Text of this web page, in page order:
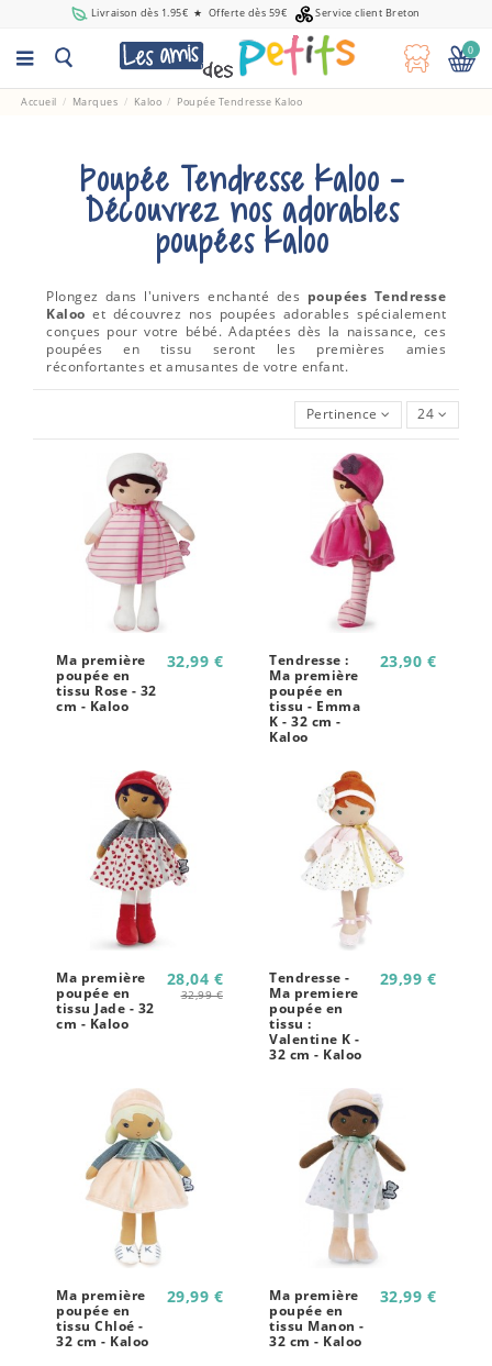
Livraison dès 1.95€ ★ Offerte dès 59€ Service client Breton
0
Accueil Marques Kaloo Poupée Tendresse Kaloo
Poupée Tendresse Kaloo -
Découvrez nos adorables
poupées Kaloo
Plongez dans l'univers enchanté des poupées Tendresse
Kalooet découvrez nos poupées adorables spécialement
conçues pour votre bébé. Adaptées dès la naissance, ces
poupées en tissu seront les premières amies
réconfortantes et amusantes de votre enfant.
Pertinence 24
Ma première
poupée en
tissu Rose - 32
cm - Kaloo
32,99 €
Tendresse :
Ma première
poupée en
tissu - Emma
K - 32 cm -
Kaloo
23,90 €
Ma première
poupée en
tissu Jade - 32
cm - Kaloo
28,04 €
32,99 €
Tendresse -
Ma premiere
poupée en
tissu :
Valentine K -
32 cm - Kaloo
29,99 €
Ma première
poupée en
tissu Chloé -
32 cm - Kaloo
29,99 €
Ma première
poupée en
tissu Manon -
32 cm - Kaloo
32,99 €